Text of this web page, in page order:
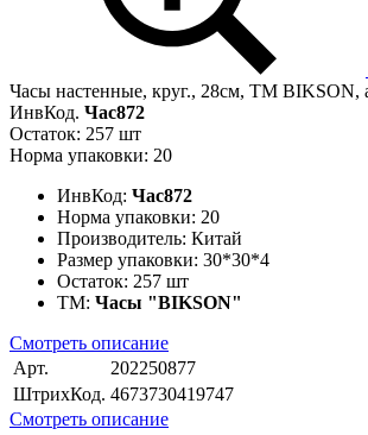
Часы настенные, круг., 28см, ТМ BIKSON,
ИнвКод. Час872
Остаток: 257 шт
Норма упаковки: 20
ИнвКод: Час872
Норма упаковки: 20
Производитель: Китай
Размер упаковки: 30*30*4
Остаток: 257 шт
ТМ: Часы "BIKSON"
Смотреть описание
Арт.
202250877
ШтрихКод. 4673730419747
Смотреть описание